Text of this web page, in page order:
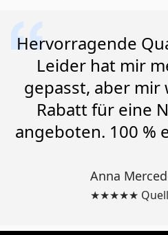
Hervorragende
Leider hat mir
gepasst, aber mir
Rabatt für eine
angeboten. 100 %
Anna
★★★★★